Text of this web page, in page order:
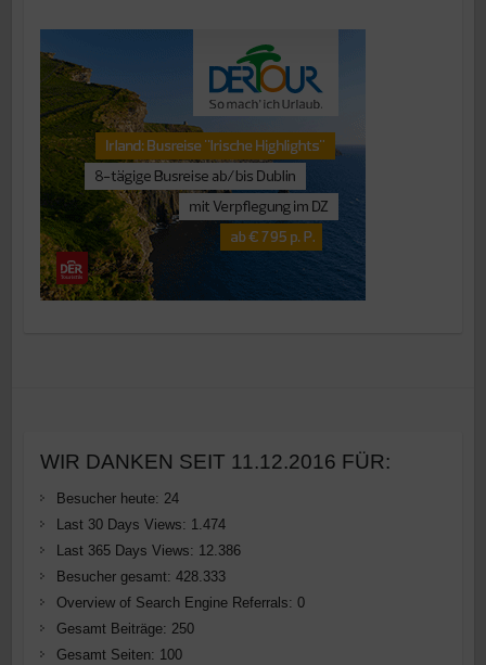
WIR DANKEN SEIT 11.12.2016 FÜR:
Besucher heute: 24
Last 30 Days Views: 1.474
Last 365 Days Views: 12.386
Besucher gesamt: 428.333
Overview of Search Engine Referrals: 0
Gesamt Beiträge: 250
Gesamt Seiten: 100